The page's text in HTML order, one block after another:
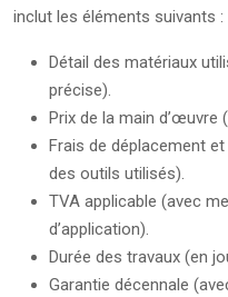
inclut les éléments suivants :
Détail des matériaux
précise).
Prix de la main d’œuvre
Frais de déplacement
des outils utilisés).
TVA applicable (avec
d’application).
Durée des travaux (en
Garantie décennale